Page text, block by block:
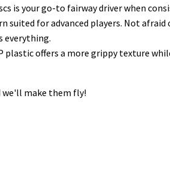
is your go-to fairway driver when
suited for advanced players. Not
everything.
plastic offers a more grippy texture
we'll make them fly!